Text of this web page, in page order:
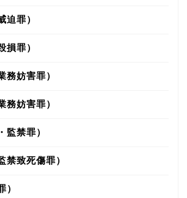
迫罪）
損罪）
務妨害罪）
務妨害罪）
監禁罪）
禁致死傷罪）
）